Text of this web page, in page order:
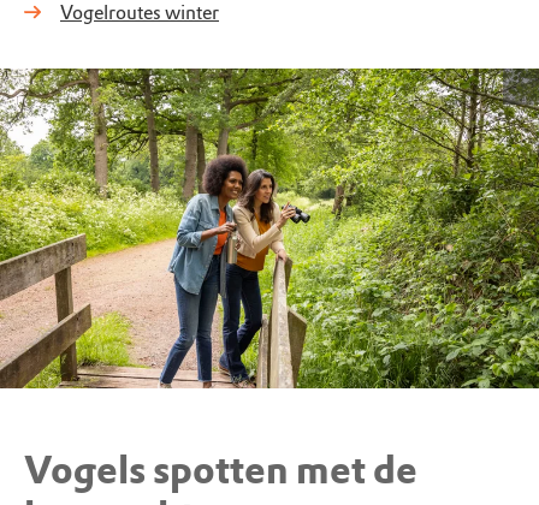
Vogelroutes winter
Vogels spotten met de